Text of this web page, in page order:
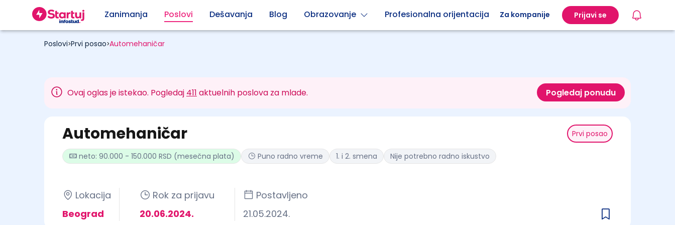
Zanimanja Poslovi Dešavanja Blog Obrazovanje Profesionalna orijentacija Za kompanije Prijavi se
Poslovi>Prvi posao>Automehaničar
Ovaj oglas je istekao. Pogledaj 411 aktuelnih poslova za mlade. Pogledaj ponudu
Prvi posao
Automehaničar
Lokacija
Beograd
Rok za prijavu
20.06.2024.
Postavljeno
21.05.2024.
neto: 90.000 - 150.000 RSD (mesečna plata) Puno radno vreme 1. i 2. smena Nije potrebno radno iskustvo